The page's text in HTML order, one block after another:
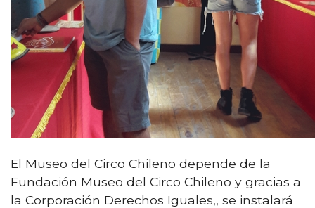
El Museo del Circo Chileno depende de la
Fundación Museo del Circo Chileno y gracias a
la Corporación Derechos Iguales,, se instalará